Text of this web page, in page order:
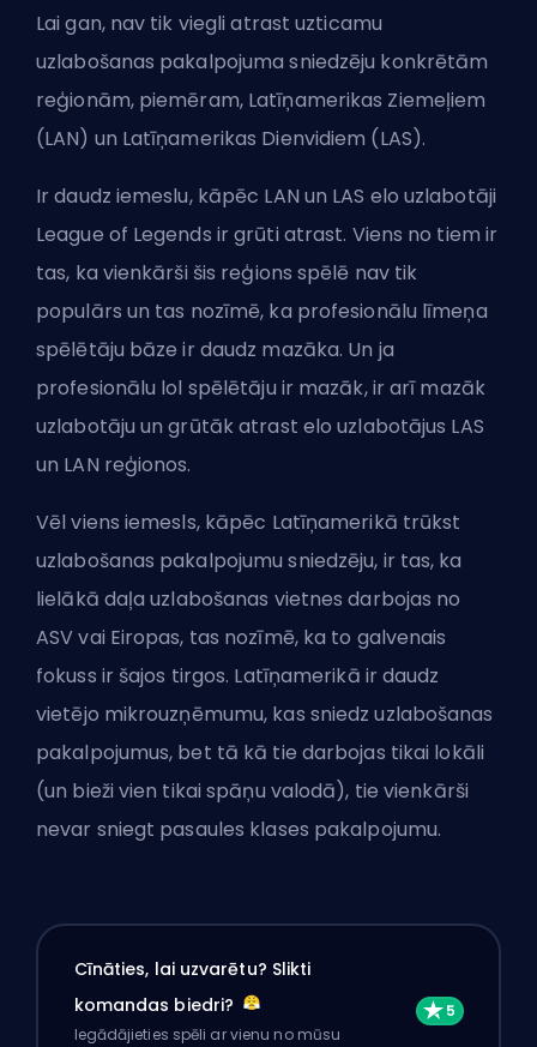
Lai gan, nav tik viegli atrast uzticamu
uzlabošanas pakalpojuma sniedzēju konkrētām
reģionām, piemēram, Latīņamerikas Ziemeļiem
(LAN) un Latīņamerikas Dienvidiem (LAS).
Ir daudz iemeslu, kāpēc LAN un LAS elo uzlabotāji
League of Legends ir grūti atrast. Viens no tiem ir
tas, ka vienkārši šis reģions spēlē nav tik
populārs un tas nozīmē, ka profesionālu līmeņa
spēlētāju bāze ir daudz mazāka. Un ja
profesionālu lol spēlētāju ir mazāk, ir arī mazāk
uzlabotāju un grūtāk atrast elo uzlabotājus LAS
un LAN reģionos.
Vēl viens iemesls, kāpēc Latīņamerikā trūkst
uzlabošanas pakalpojumu sniedzēju, ir tas, ka
lielākā daļa uzlabošanas vietnes darbojas no
ASV vai Eiropas, tas nozīmē, ka to galvenais
fokuss ir šajos tirgos. Latīņamerikā ir daudz
vietējo mikrouzņēmumu, kas sniedz uzlabošanas
pakalpojumus, bet tā kā tie darbojas tikai lokāli
(un bieži vien tikai spāņu valodā), tie vienkārši
nevar sniegt pasaules klases pakalpojumu.
Cīnāties, lai uzvarētu? Slikti
komandas biedri?
Iegādājieties spēli ar vienu no mūsu